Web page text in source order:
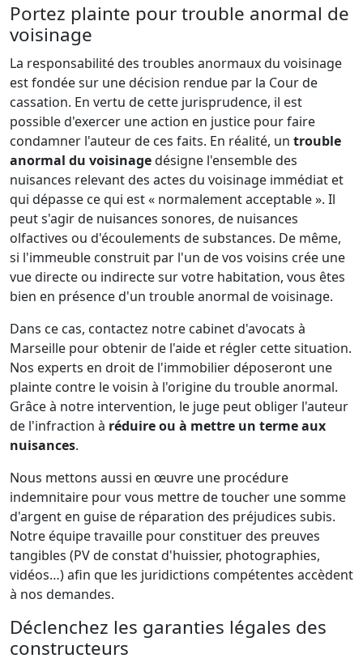
Portez plainte pour trouble anormal de
voisinage
La responsabilité des troubles anormaux du voisinage
est fondée sur une décision rendue par la Cour de
cassation. En vertu de cette jurisprudence, il est
possible d'exercer une action en justice pour faire
condamner l'auteur de ces faits. En réalité, un trouble
anormal du voisinagedésigne l'ensemble des
nuisances relevant des actes du voisinage immédiat et
qui dépasse ce qui est « normalement acceptable ». Il
peut s'agir de nuisances sonores, de nuisances
olfactives ou d'écoulements de substances. De même,
si l'immeuble construit par l'un de vos voisins crée une
vue directe ou indirecte sur votre habitation, vous êtes
bien en présence d'un trouble anormal de voisinage.
Dans ce cas, contactez notre cabinet d'avocats à
Marseille pour obtenir de l'aide et régler cette situation.
Nos experts en droit de l'immobilier déposeront une
plainte contre le voisin à l'origine du trouble anormal.
Grâce à notre intervention, le juge peut obliger l'auteur
de l'infraction à réduire ou à mettre un terme aux
nuisances.
Nous mettons aussi en œuvre une procédure
indemnitaire pour vous mettre de toucher une somme
d'argent en guise de réparation des préjudices subis.
Notre équipe travaille pour constituer des preuves
tangibles (PV de constat d'huissier, photographies,
vidéos…) afin que les juridictions compétentes accèdent
à nos demandes.
Déclenchez les garanties légales des
constructeurs